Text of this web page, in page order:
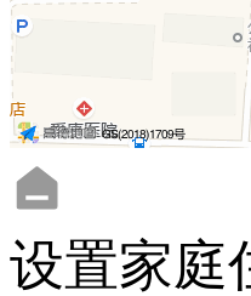
设置家庭